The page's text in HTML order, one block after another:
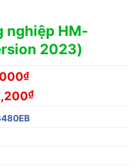
nghiệp HM-
2023)
₫
₫